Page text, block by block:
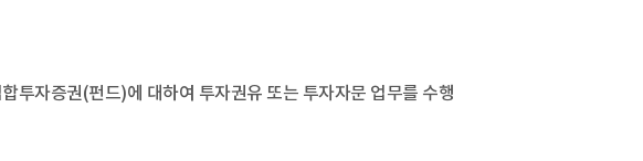
투자증권(펀드)에 대하여 투자권유 또는 투자자문 업무를 수행